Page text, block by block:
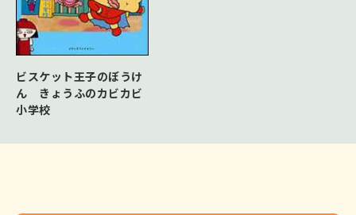
ビスケット王子のぼうけ
ん きょうふのカビカビ
小学校